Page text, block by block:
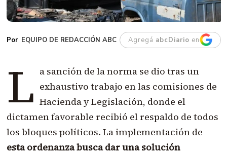
EQUIPO DE REDACCIÓN ABC Agregá abcDiario en
L a sanción de la norma se dio tras un
exhaustivo trabajo en las comisiones de
Hacienda y Legislación, donde el
dictamen favorable recibió el respaldo de todos
los bloques políticos. La implementación de
esta ordenanza busca dar una solución